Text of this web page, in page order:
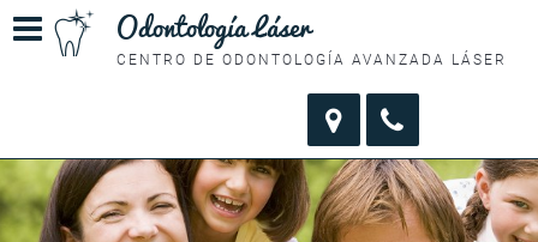
Odontología Láser
CENTRO DE ODONTOLOGÍA AVANZADA LÁSER